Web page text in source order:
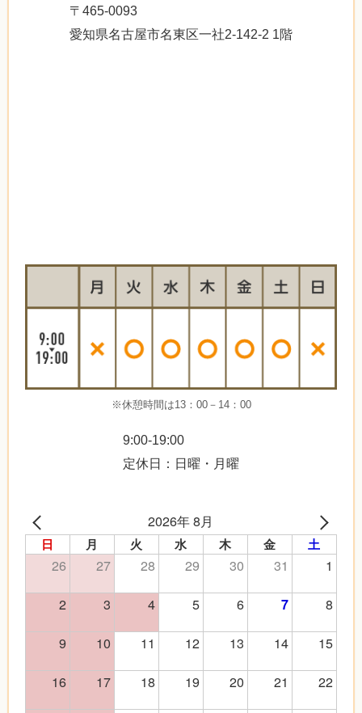
〒465-0093
愛知県名古屋市名東区一社2-142-2 1階
※休憩時間は13：00－14：00
9:00-19:00
定休日：日曜・月曜
2026年 8月
日 月 火 水 木 金 土
26 27 28 29 30 31
1
2
3 4 5 6 7
8
9
10 11 12 13 14
15
16
17 18 19 20 21
22